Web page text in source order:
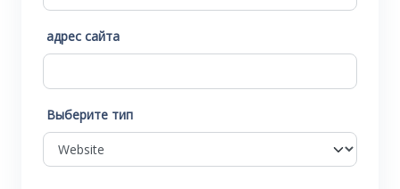
адрес сайта
Выберите тип